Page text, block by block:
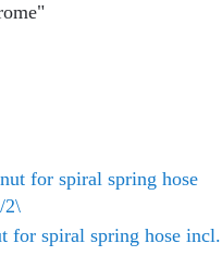
for spiral spring hose incl.